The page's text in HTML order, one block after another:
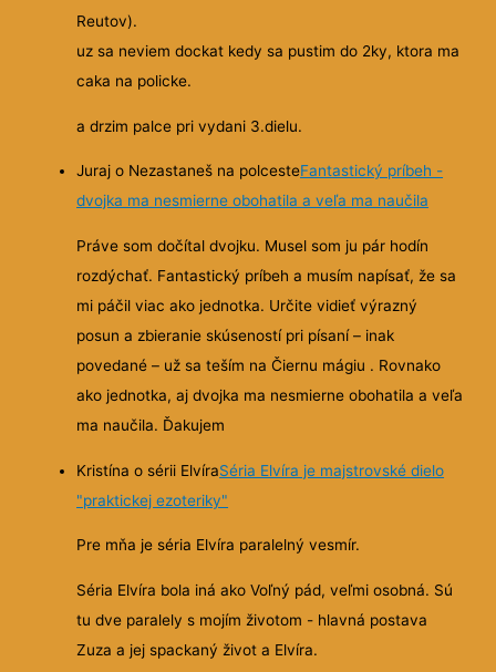
Reutov).
uz sa neviem dockat kedy sa pustim do 2ky, ktora ma
caka na policke.
a drzim palce pri vydani 3.dielu.
Juraj o Nezastaneš na polcesteFantastický príbeh -
dvojka ma nesmierne obohatila a veľa ma naučila
Práve som dočítal dvojku. Musel som ju pár hodín
rozdýchať. Fantastický príbeh a musím napísať, že sa
mi páčil viac ako jednotka. Určite vidieť výrazný
posun a zbieranie skúseností pri písaní – inak
povedané – už sa teším na Čiernu mágiu . Rovnako
ako jednotka, aj dvojka ma nesmierne obohatila a veľa
ma naučila. Ďakujem
Kristína o sérii ElvíraSéria Elvíra je majstrovské dielo
"praktickej ezoteriky"
Pre mňa je séria Elvíra paralelný vesmír.
Séria Elvíra bola iná ako Voľný pád, veľmi osobná. Sú
tu dve paralely s mojím životom - hlavná postava
Zuza a jej spackaný život a Elvíra.